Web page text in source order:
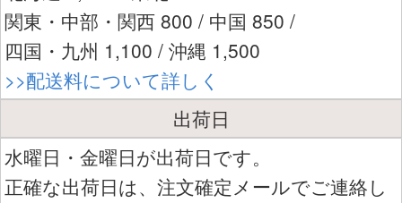
関東・中部・関西 800 / 中国 850 /
四国・九州 1,100 / 沖縄 1,500
>>配送料について詳しく
出荷日
水曜日・金曜日が出荷日です。
正確な出荷日は、注文確定メールでご連絡し